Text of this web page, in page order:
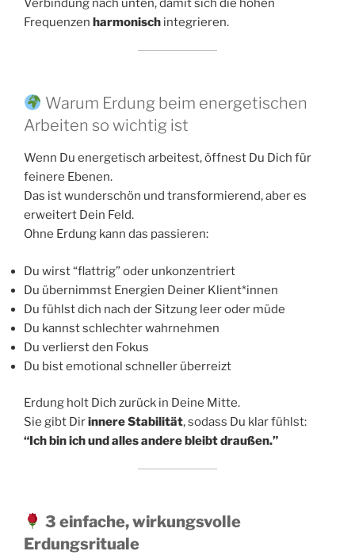
Verbindung nach unten, damit sich die hohen
Frequenzen harmonisch integrieren.
Warum Erdung beim energetischen
Arbeiten so wichtig ist
Wenn Du energetisch arbeitest, öffnest Du Dich für
feinere Ebenen.
Das ist wunderschön und transformierend, aber es
erweitert Dein Feld.
Ohne Erdung kann das passieren:
Du wirst “flattrig” oder unkonzentriert
Du übernimmst Energien Deiner Klient*innen
Du fühlst dich nach der Sitzung leer oder müde
Du kannst schlechter wahrnehmen
Du verlierst den Fokus
Du bist emotional schneller überreizt
Erdung holt Dich zurück in Deine Mitte.
Sie gibt Dirinnere Stabilität, sodass Du klar fühlst:
“Ich bin ich und alles andere bleibt draußen.”
3 einfache, wirkungsvolle
Erdungsrituale